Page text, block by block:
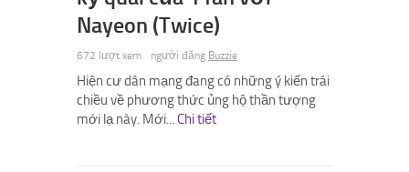
Nayeon (Twice)
672 lượt xem người đăng Buzzie
Hiện cư dân mạng đang có những ý kiến trái
chiều về phương thức ủng hộ thần tượng
mới lạ này. Mới... Chi tiết